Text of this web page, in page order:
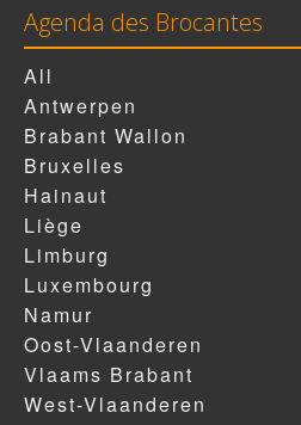
Agenda des Brocantes
All
Antwerpen
Brabant Wallon
Bruxelles
Hainaut
Liège
Limburg
Luxembourg
Namur
Oost-Vlaanderen
Vlaams Brabant
West-Vlaanderen